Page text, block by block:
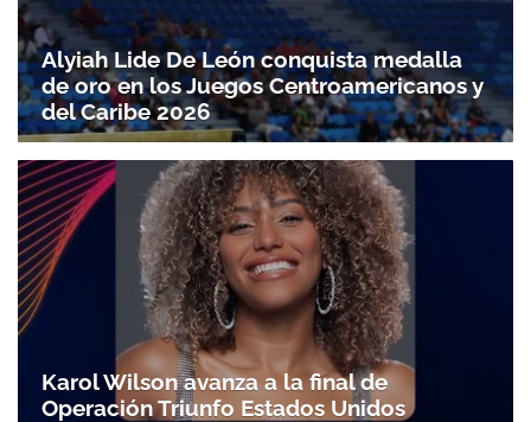
Alyiah Lide De León conquista medalla
de oro en los Juegos Centroamericanos y
del Caribe 2026
Karol Wilson avanza a la final de
Operación Triunfo Estados Unidos